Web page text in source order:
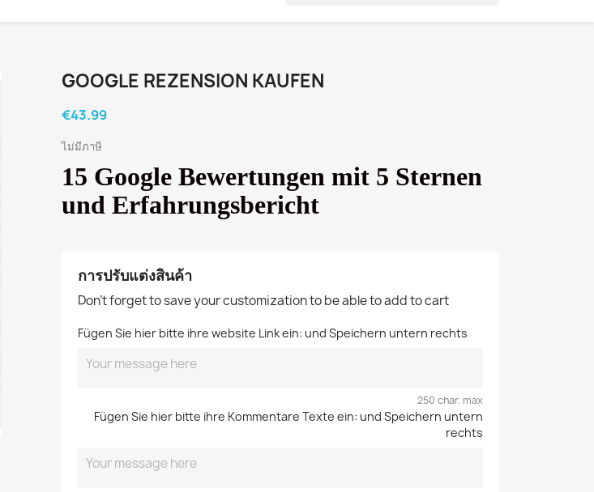
GOOGLE REZENSION KAUFEN
€43.99
ไม่มีภาษี
15 Google Bewertungen mit 5 Sternen
und Erfahrungsbericht
การปรับแต่งสินค้า
Don't forget to save your customization to be able to add to cart
Fügen Sie hier bitte ihre website Link ein: und Speichern untern rechts
250 char. max
Fügen Sie hier bitte ihre Kommentare Texte ein: und Speichern untern
rechts